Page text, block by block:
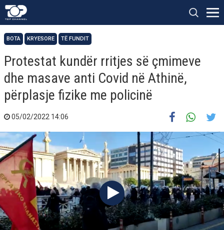
BOTA KRYESORE TË FUNDIT
Protestat kundër rritjes së çmimeve
dhe masave anti Covid në Athinë,
përplasje fizike me policinë
05/02/2022 14:06